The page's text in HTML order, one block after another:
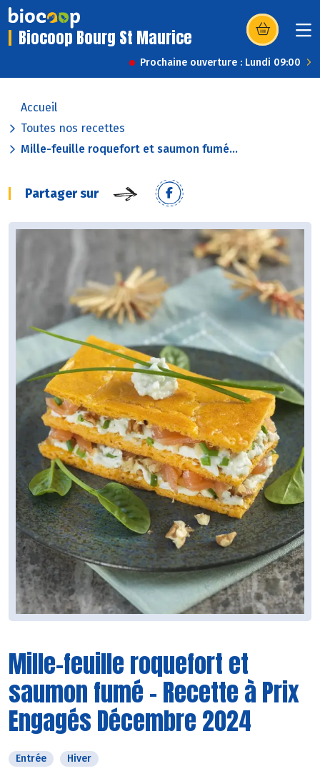
Biocoop Bourg St Maurice (s’ouvre dans
Prochaine ouverture : Lundi 09:00
Accueil
Toutes nos recettes
Mille-feuille roquefort et saumon fumé...
Partager sur
Mille-feuille roquefort et
saumon fumé - Recette à Prix
Engagés Décembre 2024
Entrée Hiver